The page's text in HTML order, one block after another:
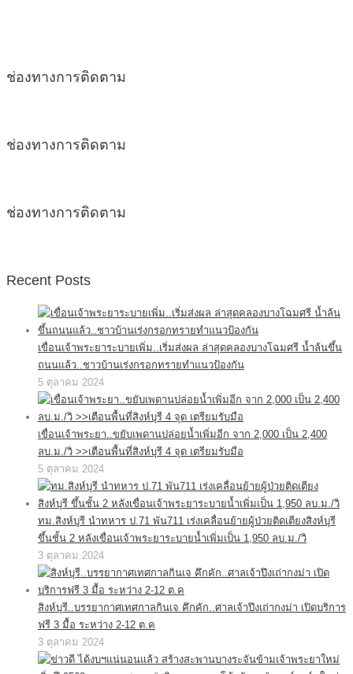
ช่องทางการติดตาม
ช่องทางการติดตาม
ช่องทางการติดตาม
Recent Posts
เขื่อนเจ้าพระยาระบายเพิ่ม..เริ่มส่งผล ล่าสุดคลองบางโฉมศรี น้ำล้นขึ้น
ถนนแล้ว..ชาวบ้านเร่งกรอกทรายทำแนวป้องกัน
5 ตุลาคม 2024
เขื่อนเจ้าพระยา..ขยับเพดานปล่อยน้ำเพิ่มอีก จาก 2,000 เป็น 2,400
ลบ.ม./วิ >>เตือนพื้นที่สิงห์บุรี 4 จุด เตรียมรับมือ
5 ตุลาคม 2024
ทม.สิงห์บุรี นำทหาร ป.71 พัน711 เร่งเคลื่อนย้ายผู้ป่วยติดเตียงสิงห์บุรี
ขึ้นชั้น 2 หลังเขื่อนเจ้าพระยาระบายน้ำเพิ่มเป็น 1,950 ลบ.ม./วิ
3 ตุลาคม 2024
สิงห์บุรี..บรรยากาศเทศกาลกินเจ คึกคัก..ศาลเจ้าปึงเถ่ากงม่า เปิดบริการ
ฟรี 3 มื้อ ระหว่าง 2-12 ต.ค
3 ตุลาคม 2024